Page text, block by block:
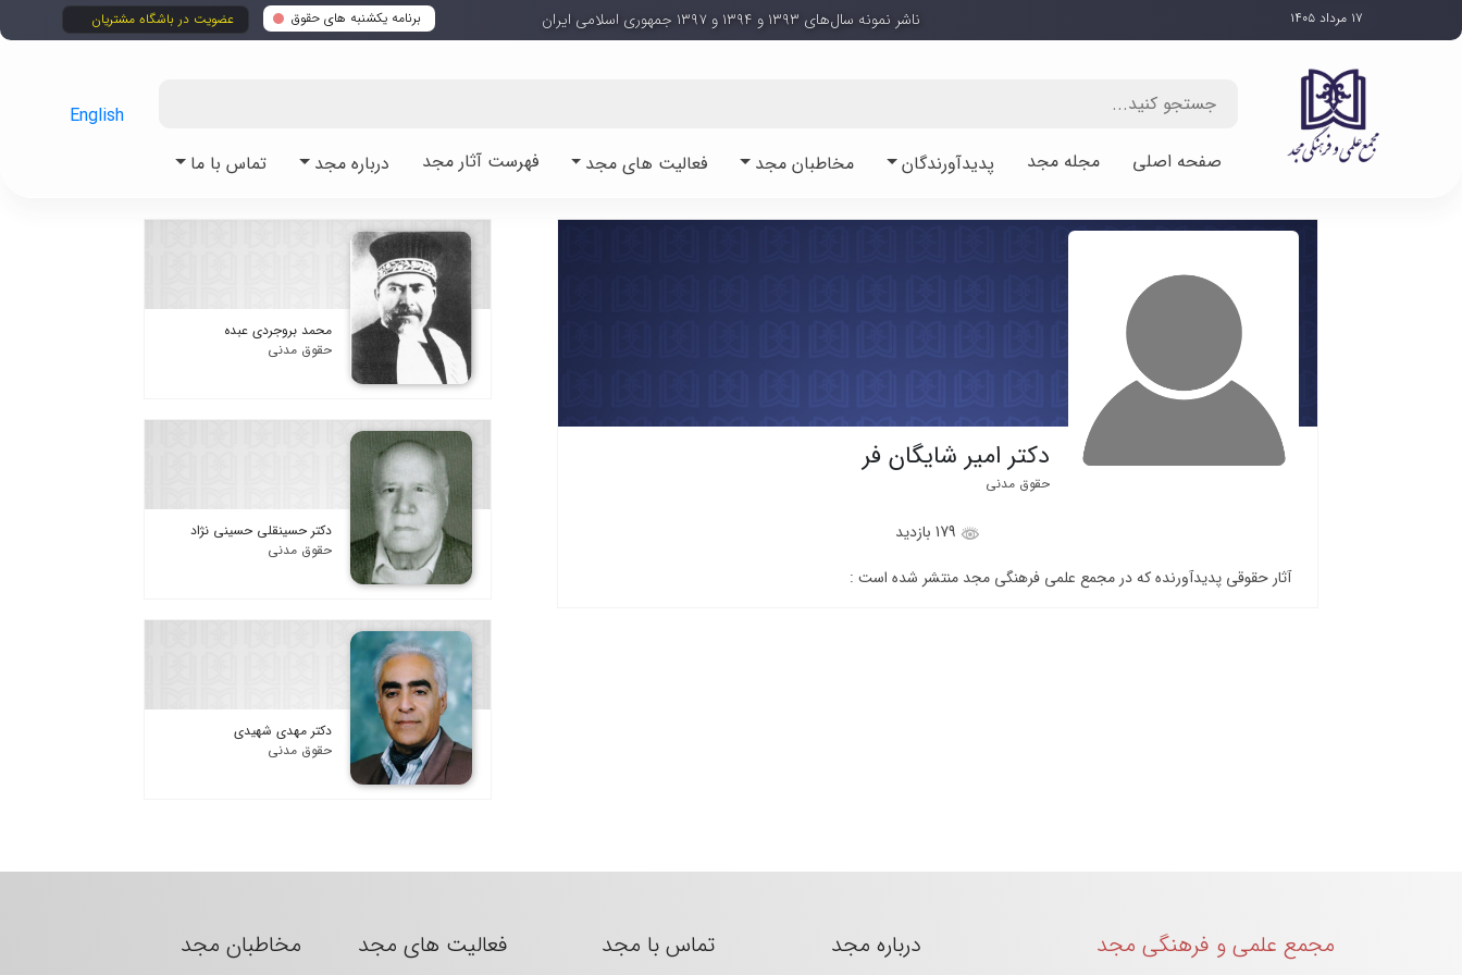
برنامه یکشنبه های حقوق عضویت در باشگاه مشتریان ۱۷ مرداد ۱۴۰۵ ناشر نمونه سال‌های ۱۳۹۳ و ۱۳۹۴ و ۱۳۹۷ جمهوری اسلامی ایران
صفحه اصلی مجله مجد پدیدآورندگان مخاطبان مجد فعالیت های مجد فهرست آثار مجد درباره مجد تماس با ما
English
دکتر امیر شایگان فر
حقوق مدنی
آثار حقوقی پدیدآورنده که در مجمع علمی فرهنگی مجد منتشر شده است :
محمد بروجردی عبده
حقوق مدنی
دکتر حسینقلی حسینی نژاد
حقوق مدنی
دکتر مهدی شهیدی
حقوق مدنی
مجمع علمی و فرهنگی مجد درباره مجد تماس با مجد فعالیت های مجد مخاطبان مجد